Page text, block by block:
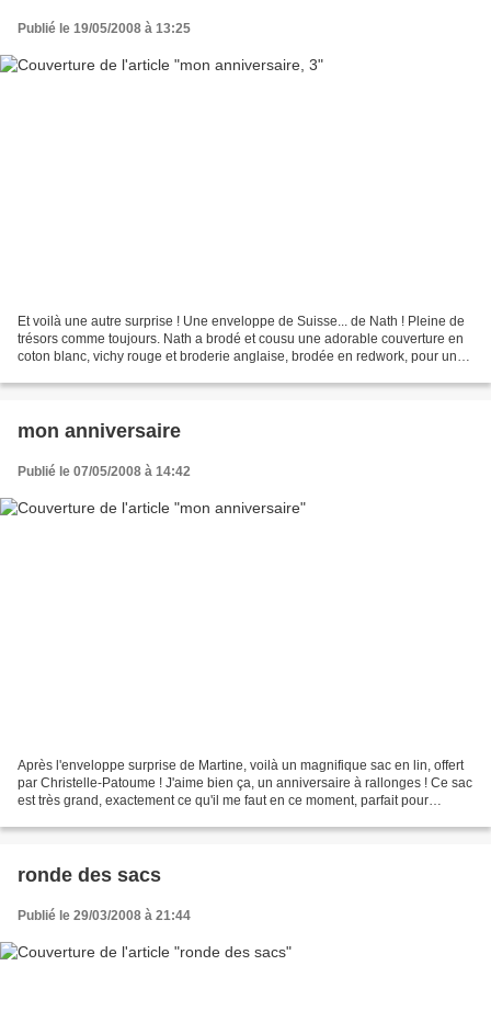
Publié le 19/05/2008 à 13:25
Et voilà une autre surprise ! Une enveloppe de Suisse... de Nath ! Pleine de
trésors comme toujours. Nath a brodé et cousu une adorable couverture en
coton blanc, vichy rouge et broderie anglaise, brodée en redwork, pour un
mon anniversaire
Publié le 07/05/2008 à 14:42
Après l'enveloppe surprise de Martine, voilà un magnifique sac en lin, offert
par Christelle-Patoume ! J'aime bien ça, un anniversaire à rallonges ! Ce sac
est très grand, exactement ce qu'il me faut en ce moment, parfait pour
ronde des sacs
Publié le 29/03/2008 à 21:44